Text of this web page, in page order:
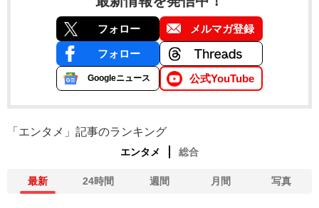
フォロー メルマガ登録
フォロー
Googleニュース 公式YouTube
「エンタメ」記事のランキング
エンタメ 総合
最新 24時間 週間 月間 写真